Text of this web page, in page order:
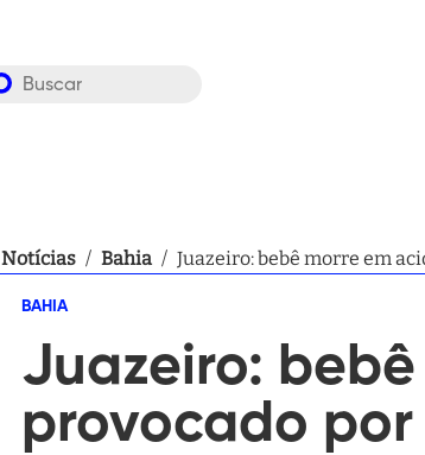
Notícias / Bahia / Juazeiro: bebê morre em
BAHIA
Juazeiro:
provocado